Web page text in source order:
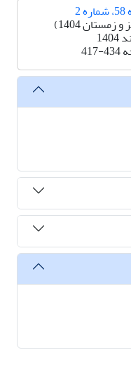
2
و زمستان 1404)
417-434